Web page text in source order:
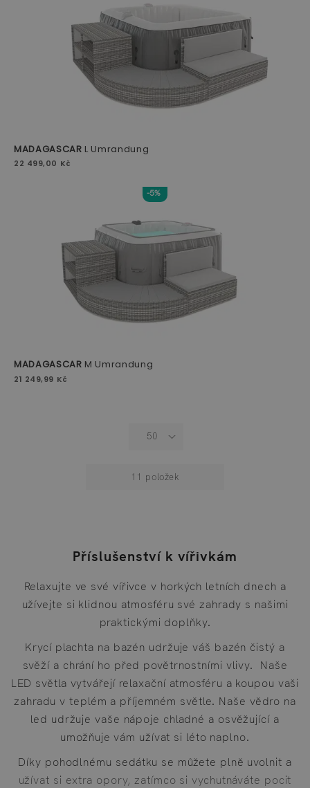
MADAGASCAR L Umrandung
22 499,00 Kč
-5%
MADAGASCAR M Umrandung
21 249,99 Kč
11 položek
Příslušenství k vířivkám
Relaxujte ve své vířivce v horkých letních dnech a
užívejte si klidnou atmosféru své zahrady s našimi
praktickými doplňky.
Krycí plachta na bazén udržuje váš bazén čistý a
svěží a chrání ho před povětrnostními vlivy. Naše
LED světla vytvářejí relaxační atmosféru a koupou vaši
zahradu v teplém a příjemném světle. Naše vědro na
led udržuje vaše nápoje chladné a osvěžující a
umožňuje vám užívat si léto naplno.
Díky pohodlnému sedátku se můžete plně uvolnit a
užívat si extra opory, zatímco si vychutnáváte pocit